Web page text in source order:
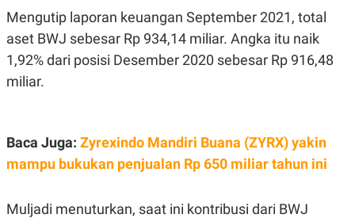
A
D
A
T
A
G
S
T
A
N
S
U
S
Mengutip laporan keuangan September 2021, total
aset BWJ sebesar Rp 934,14 miliar. Angka itu naik
1,92% dari posisi Desember 2020 sebesar Rp 916,48
miliar.
Baca Juga: Zyrexindo Mandiri Buana (ZYRX) yakin
mampu bukukan penjualan Rp 650 miliar tahun ini
Muljadi menuturkan, saat ini kontribusi dari BWJ